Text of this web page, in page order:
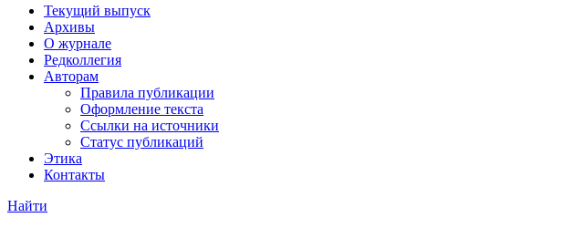
Текущий выпуск
Архивы
О журнале
Редколлегия
Авторам
Правила публикации
Оформление текста
Ссылки на источники
Статус публикаций
Этика
Контакты
Найти